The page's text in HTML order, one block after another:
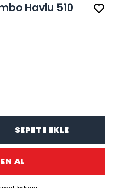
Havlu 510
SEPETE EKLE
AL